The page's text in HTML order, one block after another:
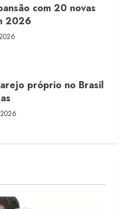
com 20 novas
2026
próprio no Brasil